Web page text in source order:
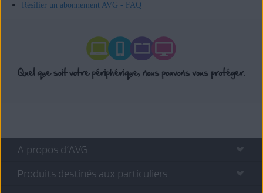
Résilier un abonnement AVG - FAQ
A propos d’AVG
Produits destinés aux particuliers